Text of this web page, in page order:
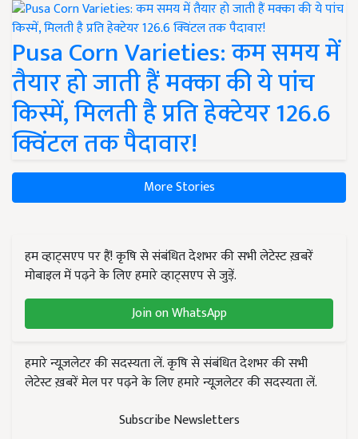
Pusa Corn Varieties: कम समय में
तैयार हो जाती हैं मक्का की ये पांच
किस्में, मिलती है प्रति हेक्टेयर 126.6
क्विंटल तक पैदावार!
More Stories
हम व्हाट्सएप पर हैं! कृषि से संबंधित देशभर की सभी लेटेस्ट ख़बरें
मोबाइल में पढ़ने के लिए हमारे व्हाट्सएप से जुड़ें.
Join on WhatsApp
हमारे न्यूज़लेटर की सदस्यता लें. कृषि से संबंधित देशभर की सभी
लेटेस्ट ख़बरें मेल पर पढ़ने के लिए हमारे न्यूज़लेटर की सदस्यता लें.
Subscribe Newsletters